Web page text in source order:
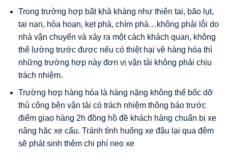
Trong trường hợp bất khả kháng như thiên tai, bão lụt,
tai nạn, hỏa hoạn, kẹt phà, chìm phà…không phải lỗi do
nhà vận chuyển và xảy ra một cách khách quan, không
thể lường trước được nếu có thiệt hại về hàng hóa thì
những trường hợp này đơn vị vận tải không phải chịu
trách nhiệm.
Trường hợp hàng hóa là hàng nặng không thể bốc dỡ
thủ công bên vận tải có trách nhiệm thông báo trước
điểm giao hàng 2h đồng hồ đề khách hàng chuẩn bị xe
nâng hặc xe cẩu. Tránh tình huống xe đậu lại qua đêm
sẽ phát sinh thêm chi phí neo xe